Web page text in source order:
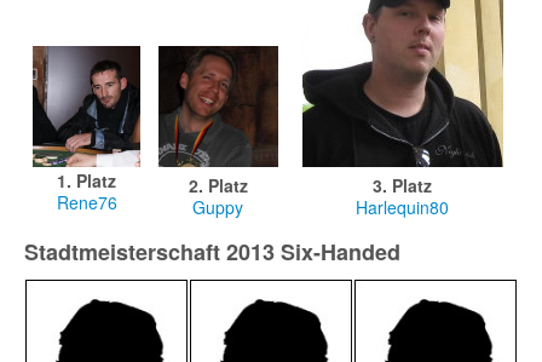
1. Platz
Rene76
2. Platz
Guppy
3. Platz
Harlequin80
Stadtmeisterschaft 2013 Six-Handed